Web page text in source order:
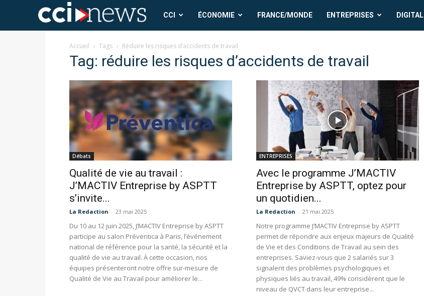
CCI
News
CCI ÉCONOMIE FRANCE/MONDE ENTREPRISES DIGITAL
Accueil Tags Réduire les risques d’accidents de travail
Tag: réduire les risques d’accidents de travail
Débats
Qualité de vie au travail :
J’MACTIV Entreprise by ASPTT
s’invite...
La Redaction - 23 mai 2025
Du 10 au 12 juin 2025, J’MACTIV Entreprise by ASPTT
participe au salon Préventica à Paris, l’événement
national de référence pour la santé, la sécurité et la
qualité de vie au travail. À cette occasion, nos
équipes présenteront notre offre sur-mesure de
Qualité de Vie au Travail pour améliorer le...
ENTREPRISES
Avec le programme J’MACTIV
Entreprise by ASPTT, optez pour
un quotidien...
La Redaction - 21 mai 2025
Notre programme J’MACTIV Entreprise by ASPTT
permet de répondre aux enjeux majeurs de Qualité
de Vie et des Conditions de Travail au sein des
entreprises. Saviez-vous que 2 salariés sur 3
signalent des problèmes psychologiques et
physiques liés au travail, 49% considèrent que le
niveau de QVCT dans leur entreprise...